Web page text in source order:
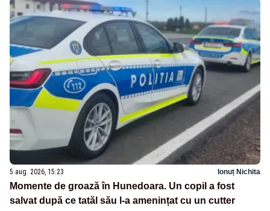
5 aug. 2026, 15:23 Ionuț Nichita
Momente de groază în Hunedoara. Un copil a fost
salvat după ce tatăl său l-a amenințat cu un cutter